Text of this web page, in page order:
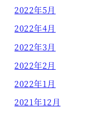
2022年5月
2022年4月
2022年3月
2022年2月
2022年1月
2021年12月